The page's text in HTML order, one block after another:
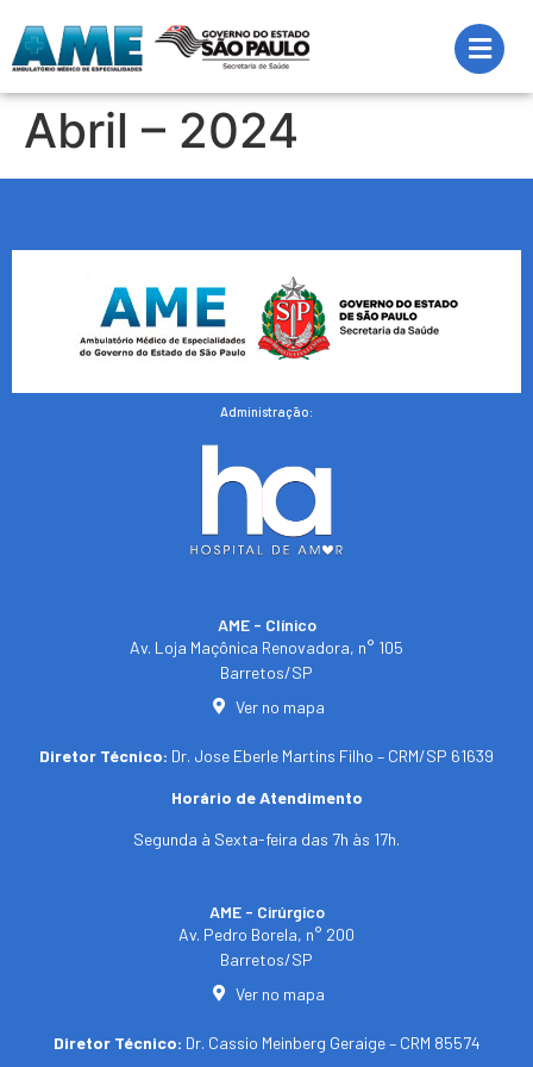
Abril – 2024
Administração:
AME - Clínico​
Av. Loja Maçônica Renovadora, n° 105
Barretos/SP​
Ver no mapa
Diretor Técnico: Dr. Jose Eberle Martins Filho – CRM/SP 61639
Horário de Atendimento
Segunda à Sexta-feira das 7h às 17h.
AME - Cirúrgico
Av. Pedro Borela, n° 200
Barretos/SP
Ver no mapa
Diretor Técnico: Dr. Cassio Meinberg Geraige – CRM 85574